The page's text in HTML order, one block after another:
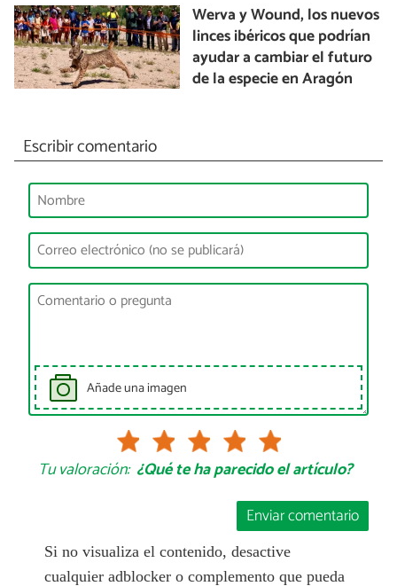
Werva y Wound, los nuevos
linces ibéricos que podrían
ayudar a cambiar el futuro
de la especie en Aragón
Escribir comentario
Añade una imagen
Tu valoración: ¿Qué te ha parecido el artículo?
Enviar comentario
Si no visualiza el contenido, desactive
cualquier adblocker o complemento que pueda